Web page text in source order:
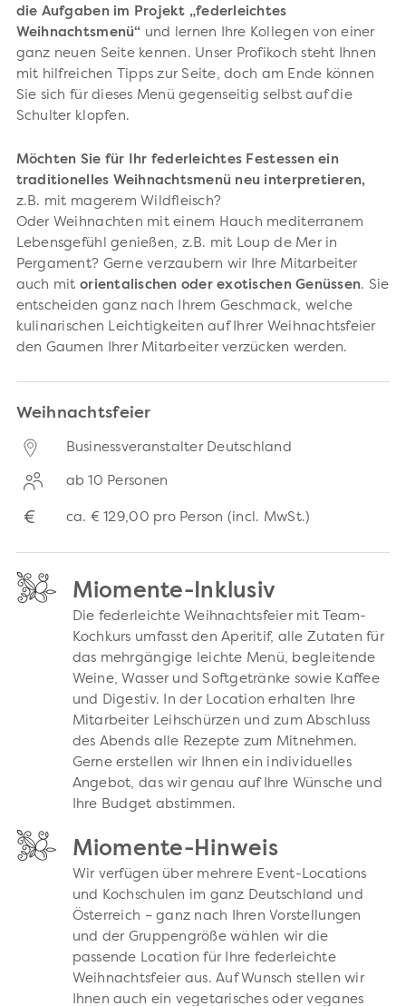
die Aufgaben im Projekt „federleichtes
Weihnachtsmenü“ und lernen Ihre Kollegen von einer
ganz neuen Seite kennen. Unser Profikoch steht Ihnen
mit hilfreichen Tipps zur Seite, doch am Ende können
Sie sich für dieses Menü gegenseitig selbst auf die
Schulter klopfen.
Möchten Sie für Ihr federleichtes Festessen ein
traditionelles Weihnachtsmenü neu interpretieren,
z.B. mit magerem Wildfleisch?
Oder Weihnachten mit einem Hauch mediterranem
Lebensgefühl genießen, z.B. mit Loup de Mer in
Pergament? Gerne verzaubern wir Ihre Mitarbeiter
auch mit orientalischen oder exotischen Genüssen. Sie
entscheiden ganz nach Ihrem Geschmack, welche
kulinarischen Leichtigkeiten auf Ihrer Weihnachtsfeier
den Gaumen Ihrer Mitarbeiter verzücken werden.
Weihnachtsfeier
Businessveranstalter Deutschland
ab 10 Personen
€ ca. € 129,00 pro Person (incl. MwSt.)
Miomente-Inklusiv
Die federleichte Weihnachtsfeier mit Team-
Kochkurs umfasst den Aperitif, alle Zutaten für
das mehrgängige leichte Menü, begleitende
Weine, Wasser und Softgetränke sowie Kaffee
und Digestiv. In der Location erhalten Ihre
Mitarbeiter Leihschürzen und zum Abschluss
des Abends alle Rezepte zum Mitnehmen.
Gerne erstellen wir Ihnen ein individuelles
Angebot, das wir genau auf Ihre Wünsche und
Ihre Budget abstimmen.
Miomente-Hinweis
Wir verfügen über mehrere Event-Locations
und Kochschulen im ganz Deutschland und
Österreich – ganz nach Ihren Vorstellungen
und der Gruppengröße wählen wir die
passende Location für Ihre federleichte
Weihnachtsfeier aus. Auf Wunsch stellen wir
Ihnen auch ein vegetarisches oder veganes